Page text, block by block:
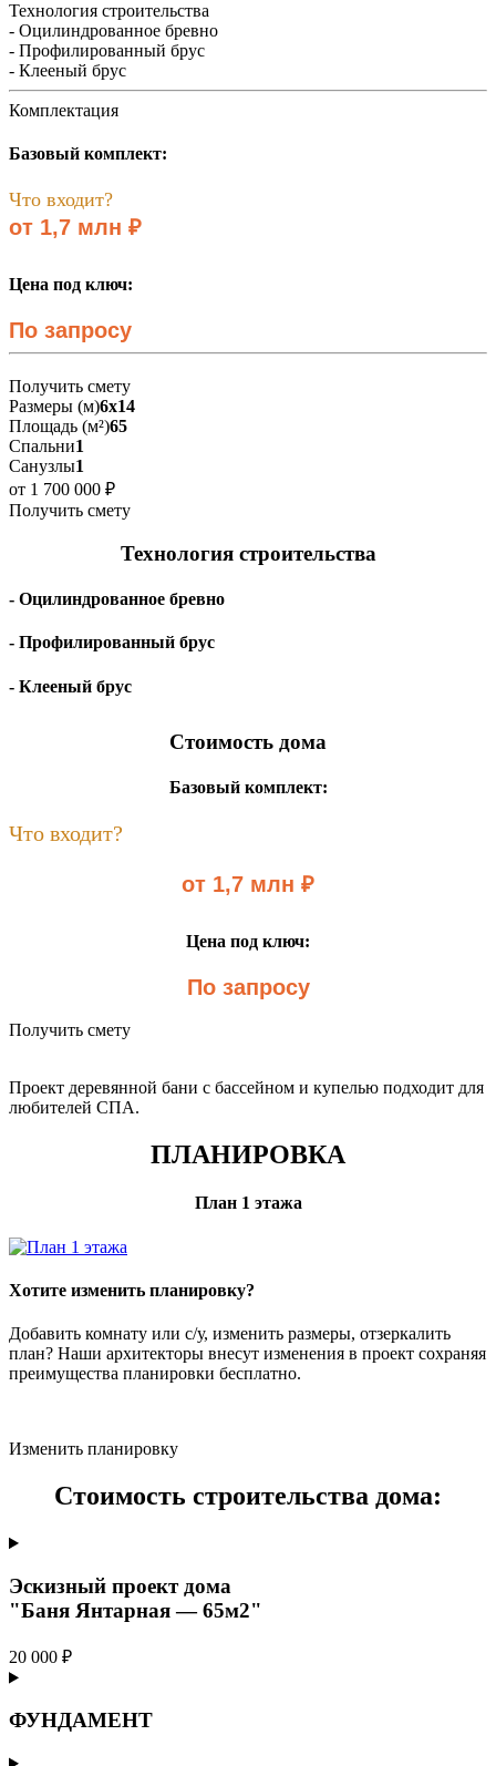
Технология строительства
- Оцилиндрованное бревно
- Профилированный брус
- Клееный брус
Комплектация
Базовый комплект:
Что входит?
от 1,7 млн ₽
Цена под ключ:
По запросу
Получить смету
Размеры (м)6х14
Площадь (м²)65
Спальни1
Санузлы1
от 1 700 000 ₽
Получить смету
Технология строительства
- Оцилиндрованное бревно
- Профилированный брус
- Клееный брус
Стоимость дома
Базовый комплект:
Что входит?
от 1,7 млн ₽
Цена под ключ:
По запросу
Получить смету
Проект деревянной бани с бассейном и купелью подходит для
любителей СПА.
ПЛАНИРОВКА
План 1 этажа
Хотите изменить планировку?
Добавить комнату или с/у, изменить размеры, отзеркалить
план? Наши архитекторы внесут изменения в проект сохраняя
преимущества планировки бесплатно.
Изменить планировку
Стоимость строительства дома:
Эскизный проект дома
"Баня Янтарная — 65м2"
20 000 ₽
ФУНДАМЕНТ